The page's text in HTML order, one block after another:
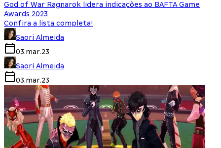
God of War Ragnarok lidera indicações ao BAFTA Game
Awards 2023
Confira a lista completa!
Saori Almeida
03.mar.23
Saori Almeida
03.mar.23